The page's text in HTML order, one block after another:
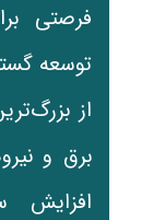
فرصتی
توسعه
از
برق و
افزایش